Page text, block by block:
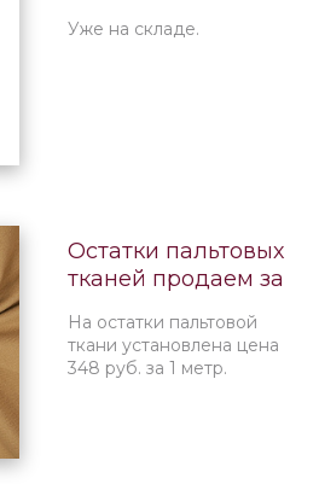
по цене 588 руб./м
Уже на складе.
Остатки пальтовых
тканей продаем за
На остатки пальтовой
ткани установлена цена
348 руб. за 1 метр.